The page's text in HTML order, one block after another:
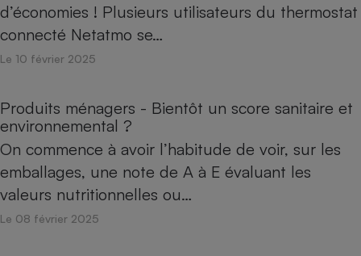
d’économies ! Plusieurs utilisateurs du thermostat
connecté Netatmo se…
Le 10 février 2025
Produits ménagers - Bientôt un score sanitaire et
environnemental ?
On commence à avoir l’habitude de voir, sur les
emballages, une note de A à E évaluant les
valeurs nutritionnelles ou…
Le 08 février 2025